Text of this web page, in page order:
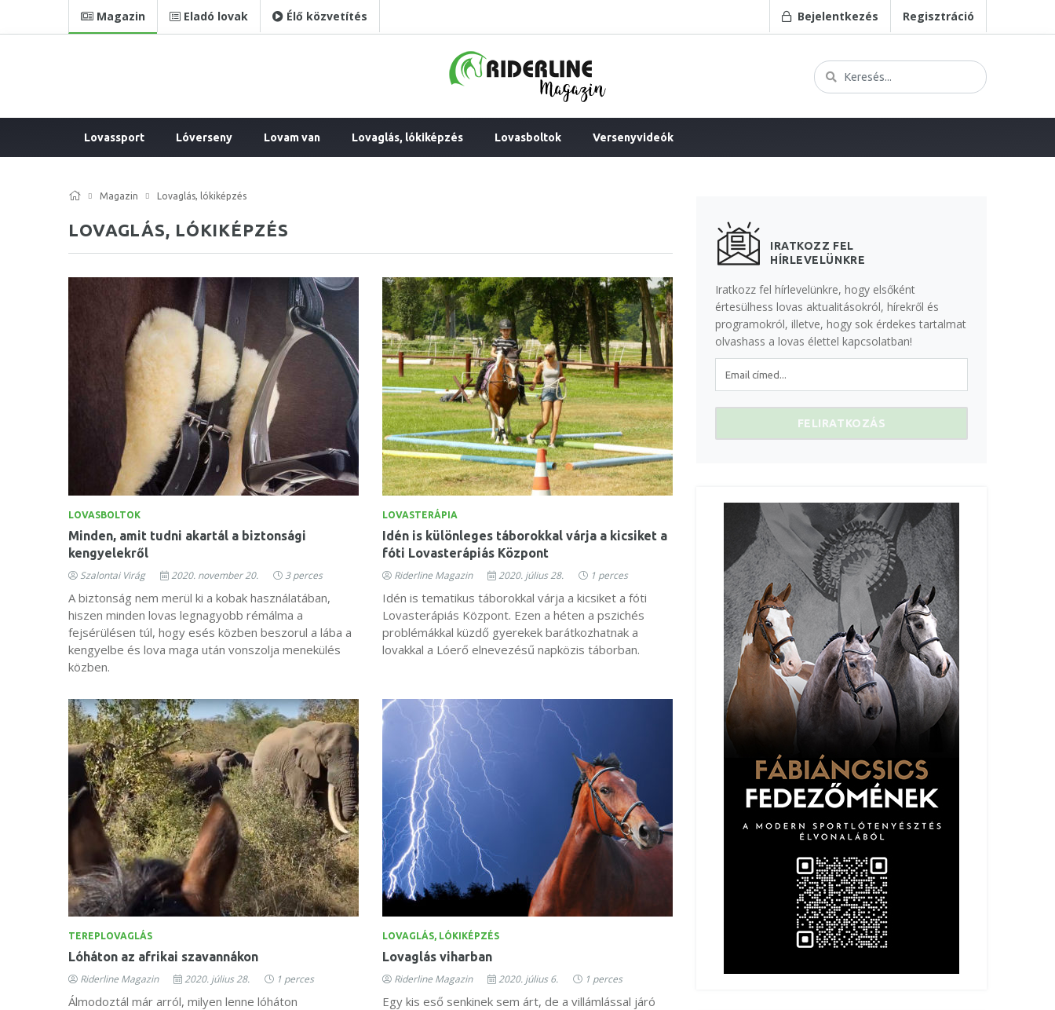
Magazin Eladó lovak Élő közvetítés Bejelentkezés Regisztráció
Lovassport Lóverseny Lovam van Lovaglás, lókiképzés Lovasboltok Versenyvideók
Magazin Lovaglás, lókiképzés
LOVAGLÁS, LÓKIKÉPZÉS
LOVASBOLTOK
Minden, amit tudni akartál a biztonsági
kengyelekről
Szalontai Virág 2020. november 20. 3 perces
A biztonság nem merül ki a kobak használatában,
hiszen minden lovas legnagyobb rémálma a
fejsérülésen túl, hogy esés közben beszorul a lába a
kengyelbe és lova maga után vonszolja menekülés
közben.
LOVASTERÁPIA
Idén is különleges táborokkal várja a kicsiket a
fóti Lovasterápiás Központ
Riderline Magazin 2020. július 28. 1 perces
Idén is tematikus táborokkal várja a kicsiket a fóti
Lovasterápiás Központ. Ezen a héten a pszichés
problémákkal küzdő gyerekek barátkozhatnak a
lovakkal a Lóerő elnevezésű napközis táborban.
TEREPLOVAGLÁS
Lóháton az afrikai szavannákon
Riderline Magazin 2020. július 28. 1 perces
Álmodoztál már arról, milyen lenne lóháton
LOVAGLÁS, LÓKIKÉPZÉS
Lovaglás viharban
Riderline Magazin 2020. július 6. 1 perces
Egy kis eső senkinek sem árt, de a villámlással járó
IRATKOZZ FEL
HÍRLEVELÜNKRE
Iratkozz fel hírlevelünkre, hogy elsőként
értesülhess lovas aktualitásokról, hírekről és
programokról, illetve, hogy sok érdekes tartalmat
olvashass a lovas élettel kapcsolatban!